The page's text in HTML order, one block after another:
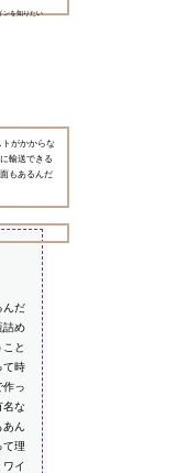
ンを知りたい
トがかからな
輸送できる
もあるんだ
んだ
詰め
と
て時
作っ
名な
あん
て理
イ